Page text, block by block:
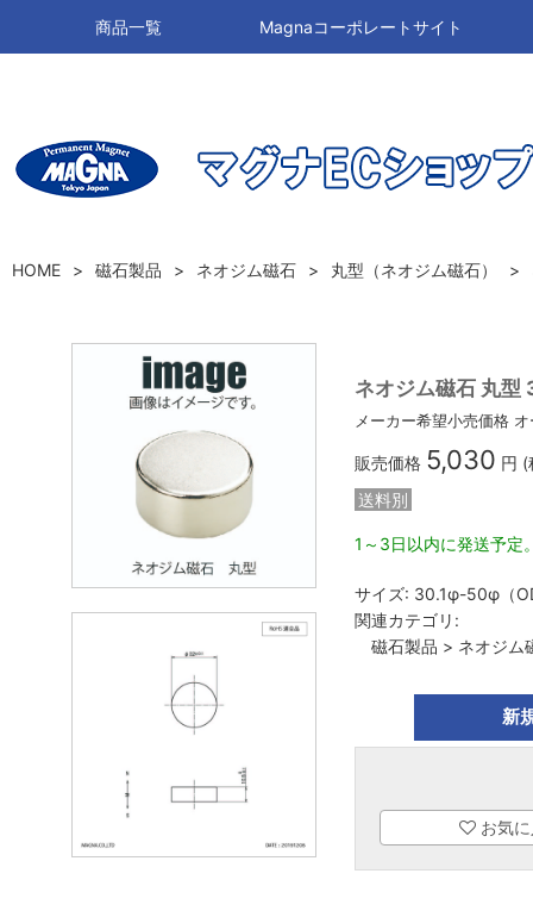
商品一覧 Magnaコーポレートサイト
HOME 磁石製品 ネオジム磁石 丸型（ネオジム磁石）
ネオジム磁石 丸
メーカー希望小売価格
販売価格 5,030 円
送料別
1～3日以内に発送予定
サイズ: 30.1φ-50φ（
関連カテゴリ:
磁石製品 > ネオジム
新
お気